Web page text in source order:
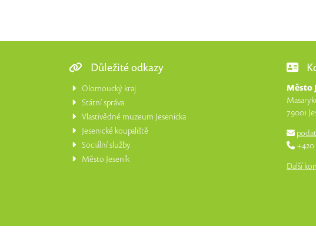
Důležité odkazy
Olomoucký kraj
Státní správa
Vlastivědné muzeum Jesenicka
Jesenické koupaliště
Sociální služby
Město Jeseník
Město
79001
+420
Další